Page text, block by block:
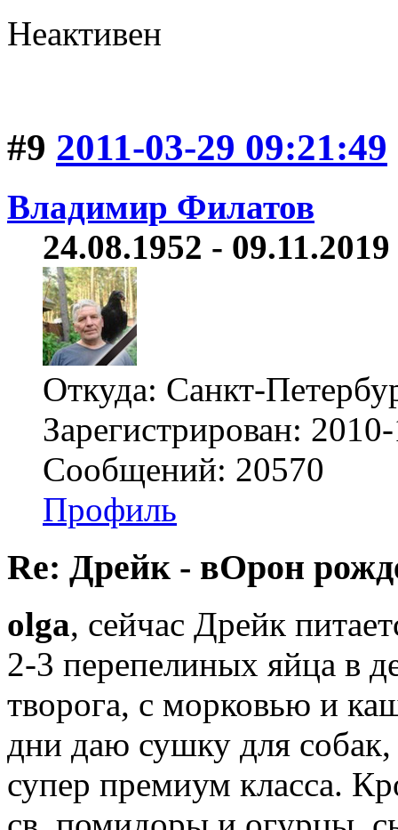
Неактивен
#9 2011-03-29 09:21:49
Владимир Филатов
24.08.1952 -
Откуда: Санкт-
Зарегистрирован:
Сообщений: 20570
Профиль
Re: Дрейк - вОрон
olga, сейчас Дрейк
2-3 перепелиных яйца в
творога, с морковью и
дни даю сушку для
супер премиум класса.